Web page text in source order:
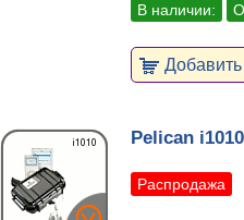
В наличии: О
Pelican i1010
Распродажа